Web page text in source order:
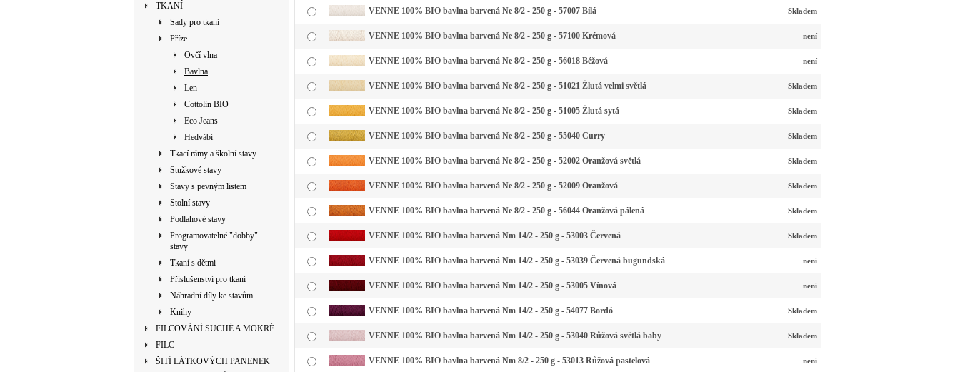
TKANÍ
Sady pro tkaní
Příze
Ovčí vlna
Bavlna
Len
Cottolin BIO
Eco Jeans
Hedvábí
Tkací rámy a školní stavy
Stužkové stavy
Stavy s pevným listem
Stolní stavy
Podlahové stavy
Programovatelné "dobby"
stavy
Tkaní s dětmi
Příslušenství pro tkaní
Náhradní díly ke stavům
Knihy
FILCOVÁNÍ SUCHÉ A MOKRÉ
FILC
ŠITÍ LÁTKOVÝCH PANENEK
VENNE 100% BIO bavlna barvená Ne 8/2 - 250 g - 57007 Bílá Skladem
VENNE 100% BIO bavlna barvená Ne 8/2 - 250 g - 57100 Krémová není
VENNE 100% BIO bavlna barvená Ne 8/2 - 250 g - 56018 Béžová není
VENNE 100% BIO bavlna barvená Ne 8/2 - 250 g - 51021 Žlutá velmi světlá Skladem
VENNE 100% BIO bavlna barvená Ne 8/2 - 250 g - 51005 Žlutá sytá Skladem
VENNE 100% BIO bavlna barvená Ne 8/2 - 250 g - 55040 Curry Skladem
VENNE 100% BIO bavlna barvená Ne 8/2 - 250 g - 52002 Oranžová světlá Skladem
VENNE 100% BIO bavlna barvená Ne 8/2 - 250 g - 52009 Oranžová Skladem
VENNE 100% BIO bavlna barvená Ne 8/2 - 250 g - 56044 Oranžová pálená Skladem
VENNE 100% BIO bavlna barvená Nm 14/2 - 250 g - 53003 Červená Skladem
VENNE 100% BIO bavlna barvená Nm 14/2 - 250 g - 53039 Červená bugundská není
VENNE 100% BIO bavlna barvená Nm 14/2 - 250 g - 53005 Vínová není
VENNE 100% BIO bavlna barvená Nm 14/2 - 250 g - 54077 Bordó Skladem
VENNE 100% BIO bavlna barvená Nm 14/2 - 250 g - 53040 Růžová světlá baby Skladem
VENNE 100% BIO bavlna barvená Nm 8/2 - 250 g - 53013 Růžová pastelová není